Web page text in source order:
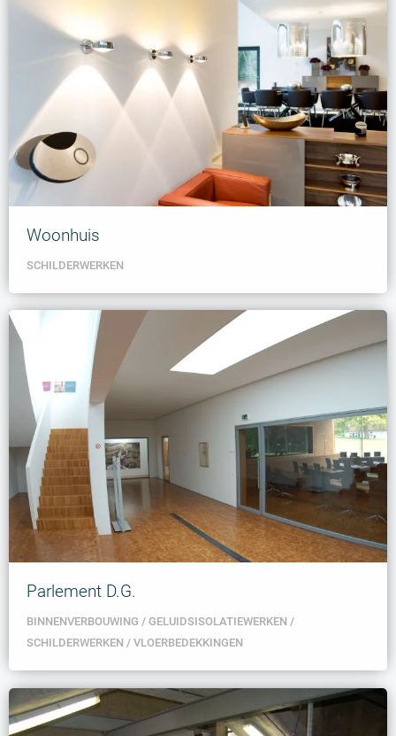
Woonhuis
SCHILDERWERKEN
Parlement D.G.
BINNENVERBOUWING
GELUIDSISOLATIEWERKEN
SCHILDERWERKEN
VLOERBEDEKKINGEN